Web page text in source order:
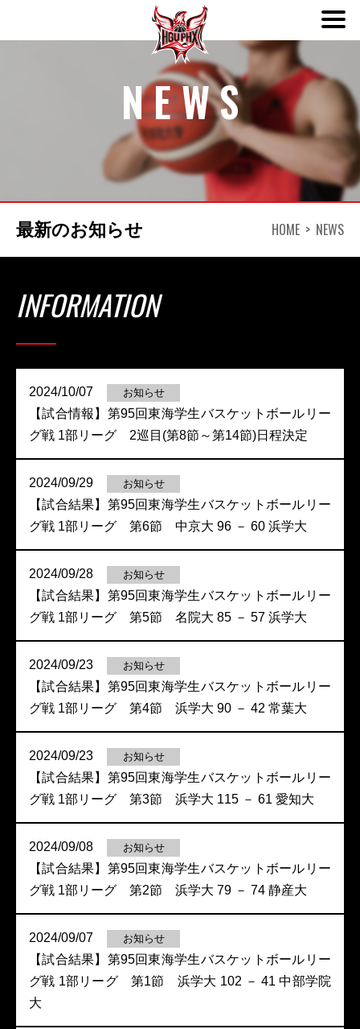
ABOUT
TEAM
SCHEDULE
NEWS
NEWS
最新のお知らせ HOME NEWS
INFORMATION
2024/10/07 お知らせ
【試合情報】第95回東海学生バスケットボールリー
グ戦 1部リーグ 2巡目(第8節～第14節)日程決定
2024/09/29 お知らせ
【試合結果】第95回東海学生バスケットボールリー
グ戦 1部リーグ 第6節 中京大 96 － 60 浜学大
2024/09/28 お知らせ
【試合結果】第95回東海学生バスケットボールリー
グ戦 1部リーグ 第5節 名院大 85 － 57 浜学大
2024/09/23 お知らせ
【試合結果】第95回東海学生バスケットボールリー
グ戦 1部リーグ 第4節 浜学大 90 － 42 常葉大
2024/09/23 お知らせ
【試合結果】第95回東海学生バスケットボールリー
グ戦 1部リーグ 第3節 浜学大 115 － 61 愛知大
2024/09/08 お知らせ
【試合結果】第95回東海学生バスケットボールリー
グ戦 1部リーグ 第2節 浜学大 79 － 74 静産大
2024/09/07 お知らせ
【試合結果】第95回東海学生バスケットボールリー
グ戦 1部リーグ 第1節 浜学大 102 － 41 中部学院
大